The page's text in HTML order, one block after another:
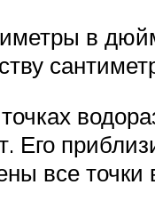
в
Его
все точки